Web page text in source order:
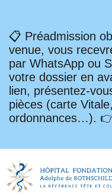
📋 Préadmission
venue, vous
par WhatsApp ou
votre dossier en
lien, présentez-
pièces (carte
ordonnances…).